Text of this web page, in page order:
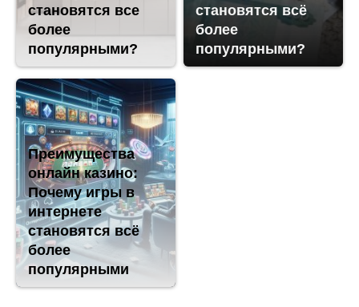
становятся все
более
популярными?
становятся всё
более
популярными?
Преимущества
онлайн казино:
Почему игры в
интернете
становятся всё
более
популярными